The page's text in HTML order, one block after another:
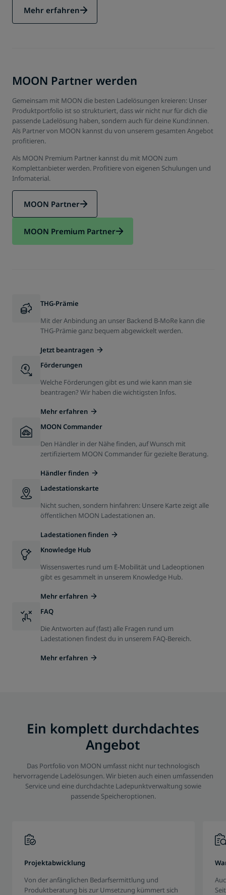
Mehr erfahren
MOON Partner werden
Gemeinsam mit MOON die besten Ladelösungen kreieren: Unser
Produktportfolio ist so strukturiert, dass wir nicht nur für dich die
passende Ladelösung haben, sondern auch für deine Kund:innen.
Als Partner von MOON kannst du von unserem gesamten Angebot
profitieren.
Als MOON Premium Partner kannst du mit MOON zum
Komplettanbieter werden. Profitiere von eigenen Schulungen und
Infomaterial.
MOON Partner
MOON Premium Partner
THG-Prämie
Mit der Anbindung an unser Backend B-MoRe kann die
THG-Prämie ganz bequem abgewickelt werden.
Jetzt beantragen
Förderungen
Welche Förderungen gibt es und wie kann man sie
beantragen? Wir haben die wichtigsten Infos.
Mehr erfahren
MOON Commander
Den Händler in der Nähe finden, auf Wunsch mit
zertifiziertem MOON Commander für gezielte Beratung.
Händler finden
Ladestationskarte
Nicht suchen, sondern hinfahren: Unsere Karte zeigt alle
öffentlichen MOON Ladestationen an.
Ladestationen finden
Knowledge Hub
Wissenswertes rund um E-Mobilität und Ladeoptionen
gibt es gesammelt in unserem Knowledge Hub.
Mehr erfahren
FAQ
Die Antworten auf (fast) alle Fragen rund um
Ladestationen findest du in unserem FAQ-Bereich.
Mehr erfahren
Ein komplett durchdachtes
Angebot
Das Portfolio von MOON umfasst nicht nur technologisch
hervorragende Ladelösungen. Wir bieten auch einen umfassenden
Service und eine durchdachte Ladepunktverwaltung sowie
passende Speicheroptionen.
Projektabwicklung
Von der anfänglichen Bedarfsermittlung und
Produktberatung bis zur Umsetzung kümmert sich